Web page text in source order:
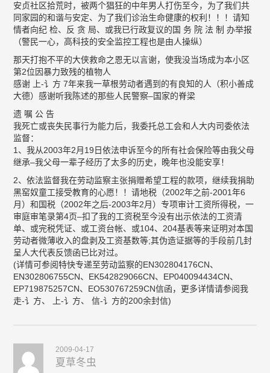
安贞社区拾荒时，被两个猖狂的中年男人打伤至今，为了我们共
同家园的和谐与安定、为了我们诊治生命健康的权利！！！请知
情者向纪 检、反 贪 局、或我已行政复议的国 务 院 法 制 办举报
（警民一心，高科技的安全监控工程也是由人操纵）
那天打抱不平的大侠救命之恩无以言谢，使我没当场成为本小区
第2位因暴力致残的植物人
感谢 上-讠方 7年来我一草根劳动者遇到的有良知的人（积小善成
大德）感谢听我陈述的那些人民警察–国家的脊梁
遗 嘱 公 告
我死亡或丧失民事行为能力后，我委托总工会和人大内司委依法
监督：
1、我从2003年2月19日依法申诉至今的所有社会保险等由我父母
继承–我父母一辈子经历了太多的历史，晚年也没能安享！
2、依法监督我在劳动监察主张捐赠希望工程的款项，继续我捐助
黑窑奴童工接受教育的心愿！！请地税（2002年之前-2001年6
月）和国税（2002年之后-2003年2月）专项审计工资所得税，一
审庭审笔录第4页–扣了我的工资税至今没有出示依法的工资清
单、或完税凭证、或工资台帐、或104、204基表等来证明对本国
劳动者微薄收入的盘剥及工资基数等;其伪造证据等的手段前几封
呈人大代表反馈函已比对过。
(详情可参阅特快专递至劳动监察的EN302804176CN、
EN302806755CN、EK542829066CN、EP040094434CN、
EP719875257CN、EO530767259CN信函，更多详情请参阅我
走-讠方、 上-讠方、 信-讠方的200余封信)
2009-04-17
夏草冬虫